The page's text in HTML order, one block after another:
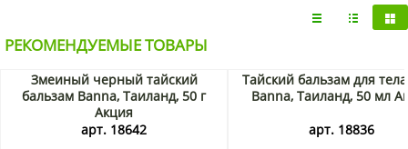
РЕКОМЕНДУЕМЫЕ ТОВАРЫ
Змеиный черный тайский
бальзам Banna, Таиланд, 50 г
Акция
арт. 18642
Тайский бальзам для
Banna, Таиланд, 50 мл
арт. 18836